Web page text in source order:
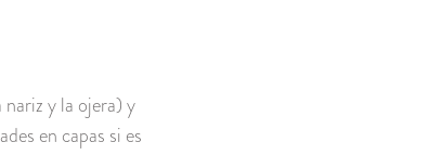
y la ojera) y
en capas si es